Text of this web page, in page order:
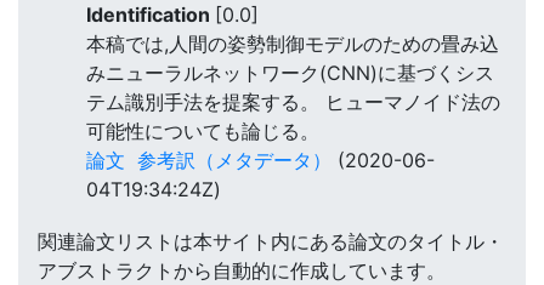
Identification [0.0]
本稿では,人間の姿勢制御モデルのための畳み込
みニューラルネットワーク(CNN)に基づくシス
テム識別手法を提案する。 ヒューマノイド法の
可能性についても論じる。
論文 参考訳（メタデータ）
(2020-06-
04T19:34:24Z)
関連論文リストは本サイト内にある論文のタイトル・
アブストラクトから自動的に作成しています。